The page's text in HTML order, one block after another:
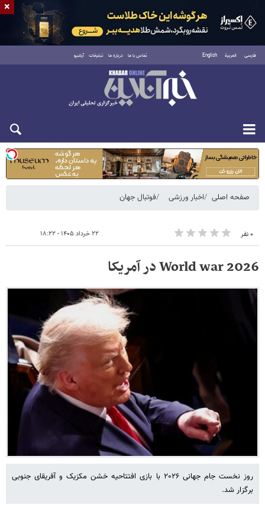
فارسی العربية English تماس با ما درباره ما تبلیغات آرشیو
شنبه ۱۷ مرداد ۱۴۰۵
صفحه اصلی اخبار ورزشی فوتبال جهان
۰ نفر ۲۲ خرداد ۱۴۰۵ - ۱۸:۲۲
World war 2026 در آمریکا
روز نخست جام جهانی ۲۰۲۶ با بازی افتتاحیه خشن مکزیک و آفریقای جنوبی
برگزار شد.
×